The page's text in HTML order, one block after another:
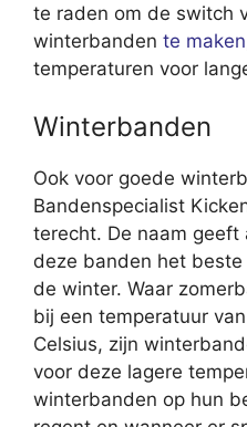
te raden om de switch
winterbanden te maken
temperaturen voor
Winterbanden
Ook voor goede
Bandenspecialist
terecht. De naam geeft
deze banden het
de winter. Waar
bij een temperatuur
Celsius, zijn
voor deze lagere
winterbanden op hun